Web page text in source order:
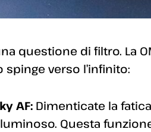
questione di filtro. La
spinge verso l’infinito:
AF: Dimenticate la
Questa